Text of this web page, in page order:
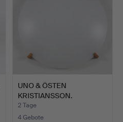
UNO & ÖSTEN
KRISTIANSSON.
Deckenplafond, g…
2 Tage
4 Gebote